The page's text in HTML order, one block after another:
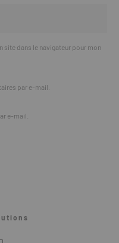
site dans le navigateur pour mon
par e-mail.
e-mail.